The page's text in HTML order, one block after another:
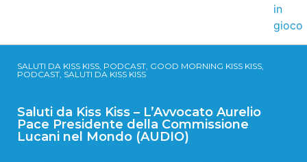
in
gioco
SALUTI DA KISS KISS, PODCAST, GOOD MORNING KISS KISS,
PODCAST, SALUTI DA KISS KISS
Saluti da Kiss Kiss – L’Avvocato Aurelio
Pace Presidente della Commissione
Lucani nel Mondo (AUDIO)